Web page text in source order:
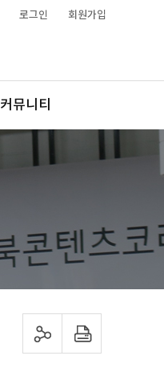
로그인 회원가입
커뮤니티
sns 공유하기 프린트하기